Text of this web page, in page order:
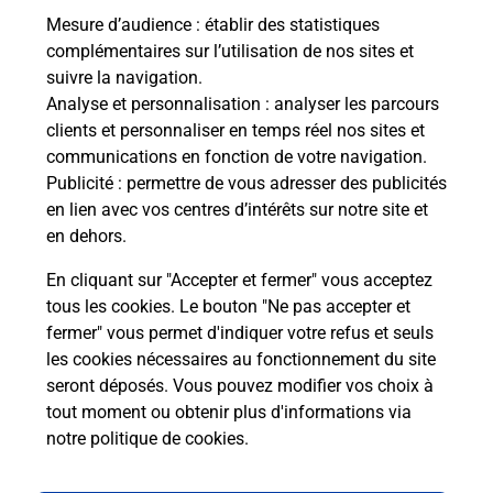
Mesure d’audience : établir des statistiques
complémentaires sur l’utilisation de nos sites et
suivre la navigation.
Analyse et personnalisation : analyser les parcours
clients et personnaliser en temps réel nos sites et
communications en fonction de votre navigation.
Publicité : permettre de vous adresser des publicités
en lien avec vos centres d’intérêts sur notre site et
en dehors.
En cliquant sur "Accepter et fermer" vous acceptez
tous les cookies. Le bouton "Ne pas accepter et
fermer" vous permet d'indiquer votre refus et seuls
les cookies nécessaires au fonctionnement du site
seront déposés. Vous pouvez modifier vos choix à
tout moment ou obtenir plus d'informations via
notre politique de cookies.
Boîte aux lettres La Poste
Prochaine collecte du courrierlundià 08h30
87800
Saint Priest Ligoure
Itinéraire
Le lien s'ouvre dans un nouvel onglet
Localiser Liste Boîtes aux lettres
Haute-Vienne
Saint Priest Ligoure